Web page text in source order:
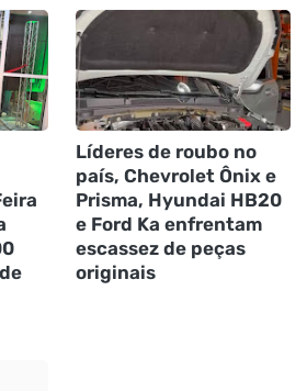
Líderes de roubo no
país, Chevrolet Ônix e
Prisma, Hyundai HB20
e Ford Ka enfrentam
escassez de peças
originais